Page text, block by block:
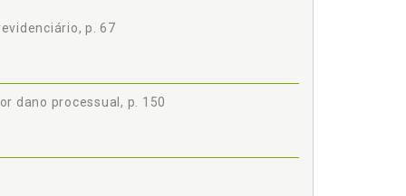
p. 67
dano processual, p. 150